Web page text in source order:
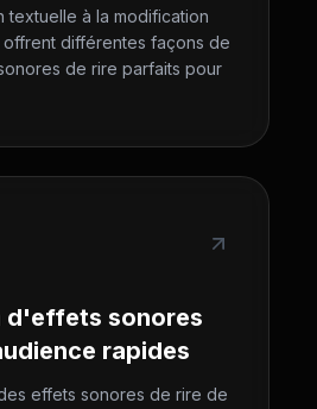
textuelle à la modification
offrent différentes façons de
de rire parfaits pour
d'effets sonores
rapides
effets sonores de rire de